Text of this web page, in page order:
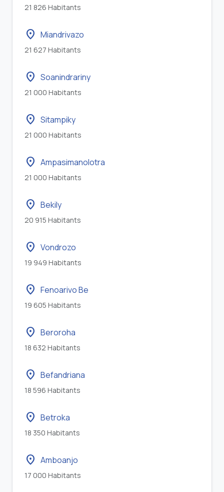
21 826 Habitants
location_on Miandrivazo
21 627 Habitants
location_on Soanindrariny
21 000 Habitants
location_on Sitampiky
21 000 Habitants
location_on Ampasimanolotra
21 000 Habitants
location_on Bekily
20 915 Habitants
location_on Vondrozo
19 949 Habitants
location_on Fenoarivo Be
19 605 Habitants
location_on Beroroha
18 632 Habitants
location_on Befandriana
18 596 Habitants
location_on Betroka
18 350 Habitants
location_on Amboanjo
17 000 Habitants